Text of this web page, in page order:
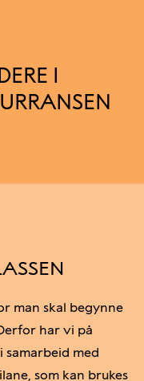
I
man skal begynne
har vi på
samarbeid med
som kan brukes